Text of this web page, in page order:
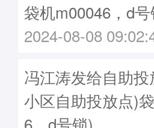
袋机m00046，d
2024-08-08
冯江涛发给自助
小区自助投放点)
6，d号锁)